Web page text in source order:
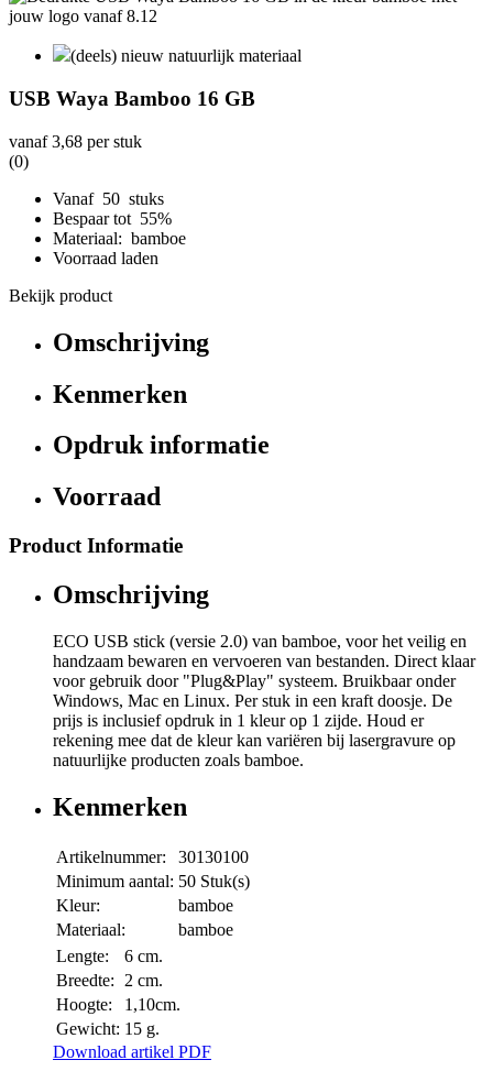
(deels) nieuw natuurlijk materiaal
USB Waya Bamboo 16 GB
vanaf3,68 per stuk
(0)
Vanaf 50 stuks
Bespaar tot 55%
Materiaal: bamboe
Voorraad laden
Bekijk product
Omschrijving
Kenmerken
Opdruk informatie
Voorraad
Product Informatie
Omschrijving
ECO USB stick (versie 2.0) van bamboe, voor het veilig en
handzaam bewaren en vervoeren van bestanden. Direct klaar
voor gebruik door "Plug&Play" systeem. Bruikbaar onder
Windows, Mac en Linux. Per stuk in een kraft doosje. De
prijs is inclusief opdruk in 1 kleur op 1 zijde. Houd er
rekening mee dat de kleur kan variëren bij lasergravure op
natuurlijke producten zoals bamboe.
Kenmerken
Artikelnummer:
30130100
Minimum aantal: 50 Stuk(s)
Kleur:
bamboe
Materiaal:
bamboe
Lengte:
6 cm.
Breedte:
2 cm.
Hoogte:
1,10cm.
Gewicht: 15 g.
Download artikel PDF